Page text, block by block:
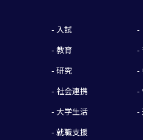
- 入試
- 教育
- 研究
- 社会連携
- 大学生活
- 就職支援
-
-
-
-
-